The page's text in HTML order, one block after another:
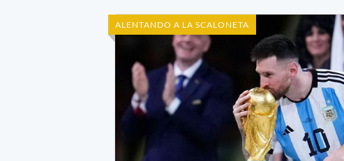
ALENTANDO A LA SCALONETA